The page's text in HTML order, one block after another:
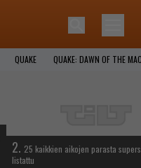
QUAKE QUAKE: DAWN OF THE
2. 25 kaikkien aikojen parasta
listattu